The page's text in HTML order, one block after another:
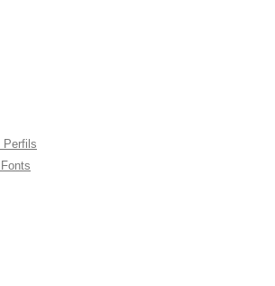
Perfils